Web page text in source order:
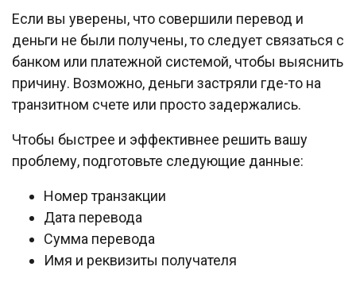
Если вы уверены, что совершили перевод и
деньги не были получены, то следует связаться с
банком или платежной системой, чтобы выяснить
причину. Возможно, деньги застряли где-то на
транзитном счете или просто задержались.
Чтобы быстрее и эффективнее решить вашу
проблему, подготовьте следующие данные:
Номер транзакции
Дата перевода
Сумма перевода
Имя и реквизиты получателя